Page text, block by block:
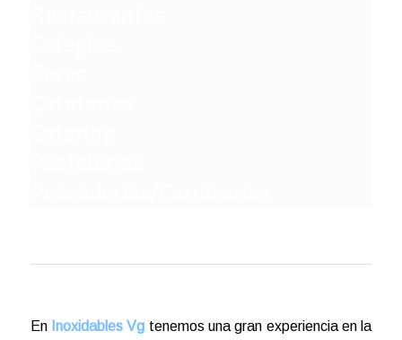
En Inoxidables Vg tenemos una gran experiencia en la